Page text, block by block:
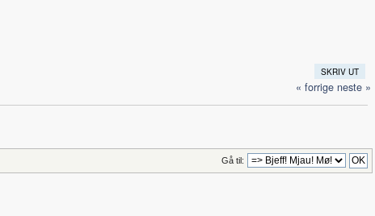
SKRIV UT
« forrige neste »
Gå til: